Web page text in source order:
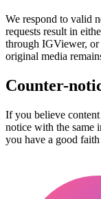
We respond to valid
requests result in
through IGViewer,
original media
Counter-
If you believe
notice with the same
you have a good